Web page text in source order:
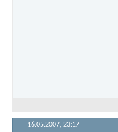
16.05.2007, 23:17